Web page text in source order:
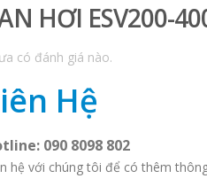
HƠI ESV200-
có đánh giá nào.
Hệ
090 8098 802
hệ với chúng tôi để có thêm